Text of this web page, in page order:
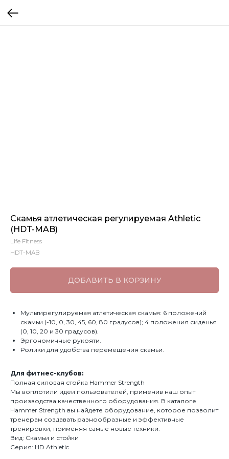
Скамья атлетическая регулируемая Athletic
(HDT-MAB)
Life Fitness
HDT-MAB
ДОБАВИТЬ В КОРЗИНУ
Мультирегулируемая атлетическая скамья: 6 положений
скамьи (-10, 0, 30, 45, 60, 80 градусов); 4 положения сиденья
(0, 10, 20 и 30 градусов).
Эргономичные рукояти.
Ролики для удобства перемещения скамьи.
Для фитнес-клубов:
Полная силовая стойка Hammer Strength
Мы воплотили идеи пользователей, применив наш опыт
производства качественного оборудования. В каталоге
Hammer Strength вы найдете оборудование, которое позволит
тренерам создавать разнообразные и эффективные
тренировки, применяя самые новые техники.
Вид: Скамьи и стойки
Серия: HD Athletic